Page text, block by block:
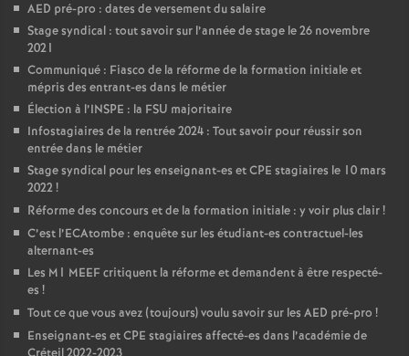
AED pré-pro : dates de versement du salaire
Stage syndical : tout savoir sur l’année de stage le 26 novembre
2021
Communiqué : Fiasco de la réforme de la formation initiale et
mépris des entrant-es dans le métier
Élection à l’INSPE : la FSU majoritaire
Infostagiaires de la rentrée 2024 : Tout savoir pour réussir son
entrée dans le métier
Stage syndical pour les enseignant-es etCPE stagiaires le 10 mars
2022!
Réforme des concours et de la formation initiale : y voir plus clair!
C’est l’ECAtombe : enquête sur les étudiant-es contractuel-les
alternant-es
Les M1 MEEFcritiquent la réforme et demandent à être respecté-
es !
Tout ce que vous avez (toujours) voulu savoir sur les AED pré-pro !
Enseignant-es etCPE stagiaires affecté-es dans l’académie de